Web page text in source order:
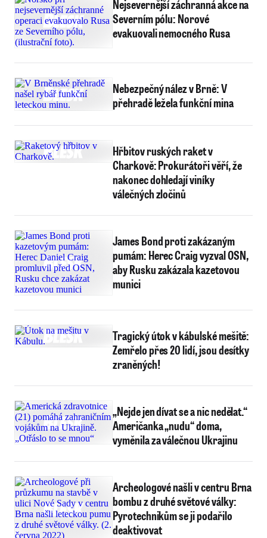
Nejsevernější záchranná akce na
Severním pólu: Norové
evakuovali nemocného Rusa
Nebezpečný nález v Brně: V
přehradě ležela funkční mina
Hřbitov ruských raket v
Charkově: Prokurátoři věří, že
nakonec dohledají viníky
válečných zločinů
James Bond proti zakázaným
pumám: Herec Craig vyzval OSN,
aby Rusku zakázala kazetovou
munici
Tragický útok v kábulské mešitě:
Zemřelo přes 20 lidí, jsou desítky
zraněných!
„Nejde jen dívat se a nic nedělat.“
Američanka „nudu“ doma,
vyměnila za válečnou Ukrajinu
Archeologové našli v centru Brna
bombu z druhé světové války:
Pyrotechnikům se ji podařilo
deaktivovat